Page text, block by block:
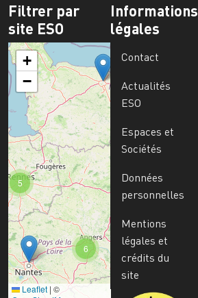
Filtrer par
site ESO
6
5
+
−
Leaflet | ©
Informations
légales
Contact
Actualités
ESO
Espaces et
Sociétés
Données
personnelles
Mentions
légales et
crédits du
site